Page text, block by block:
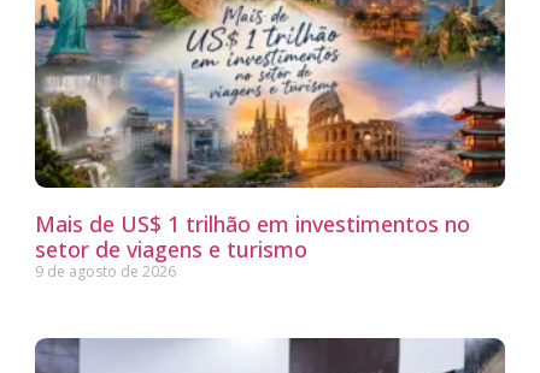
Mais de US$ 1 trilhão em investimentos no
setor de viagens e turismo
9 de agosto de 2026